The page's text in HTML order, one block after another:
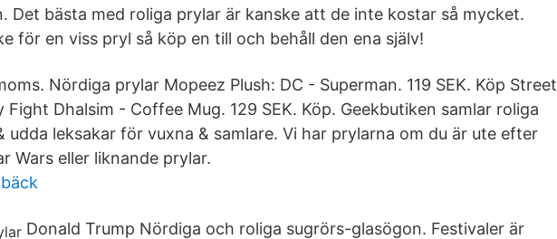
Det bästa med roliga prylar är kanske att de inte kostar så mycket.
för en viss pryl så köp en till och behåll den ena själv!
Nördiga prylar Mopeez Plush: DC - Superman. 119 SEK. Köp Street
Fight Dhalsim - Coffee Mug. 129 SEK. Köp. Geekbutiken samlar roliga
udda leksakar för vuxna & samlare. Vi har prylarna om du är ute efter
Wars eller liknande prylar.
Donald Trump Nördiga och roliga sugrörs-glasögon. Festivaler är